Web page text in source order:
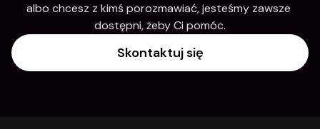
albo chcesz z kimś porozmawiać, jesteśmy zawsze
dostępni, żeby Ci pomóc.
Skontaktuj się